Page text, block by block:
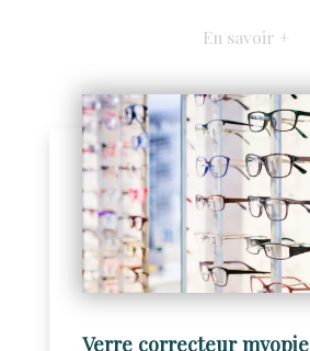
En savoir +
Verre correcteur myopie